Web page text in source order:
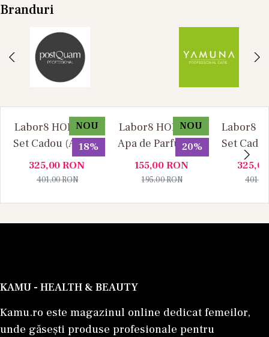
Branduri
NOU
18%
Labor8 HOD 881 -
Set Cadou (Apa de
Parfum 100 ml +
Apa de Parfum 10
325,00RON
401,00RON
NOU
20%
Labor8 HOD 881 -
Apa de Parfum, 30
ml, Unisex
155,00RON
195,00RON
Labor8
Set
Parfum
Apa de
KAMU - HEALTH & BEAUTY
Kamu.ro este magazinul online dedicat femeilor,
unde găsești produse profesionale pentru